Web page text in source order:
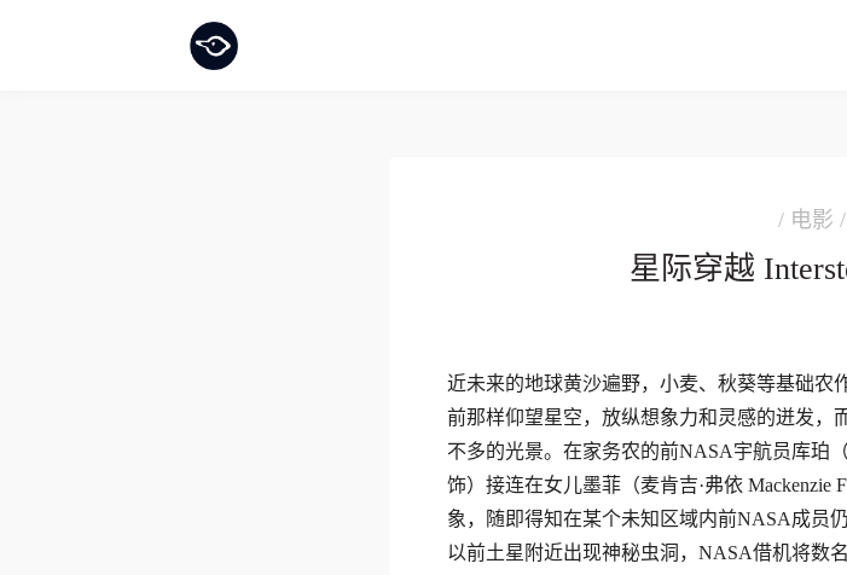
/ 电影 /
星际穿越
近未来的地球黄沙遍野，小麦、秋葵等基础农
前那样仰望星空，放纵想象力和灵感的迸发，
不多的光景。在家务农的前NASA宇航员库珀
饰）接连在女儿墨菲（麦肯吉·弗依 Mackenzie
象，随即得知在某个未知区域内前NASA成员
以前土星附近出现神秘虫洞，NASA借机将数